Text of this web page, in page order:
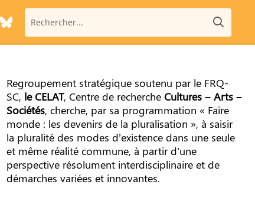
Regroupement stratégique soutenu par le FRQ-
SC, le CELAT, Centre de recherche Cultures – Arts –
Sociétés, cherche, par sa programmation « Faire
monde : les devenirs de la pluralisation », à saisir
la pluralité des modes d’existence dans une seule
et même réalité commune, à partir d’une
perspective résolument interdisciplinaire et de
démarches variées et innovantes.